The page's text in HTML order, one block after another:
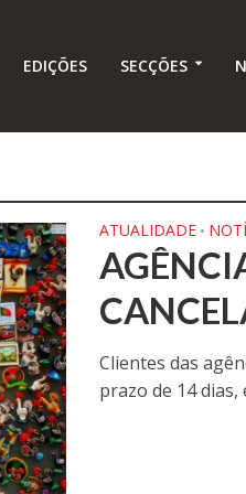
EDIÇÕES SECÇÕES
ATUALIDADE •
Clientes das
prazo de 14